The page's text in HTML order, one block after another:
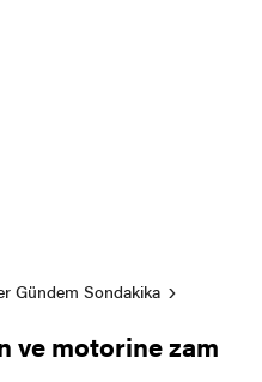
Gündem Sondakika
ve motorine zam